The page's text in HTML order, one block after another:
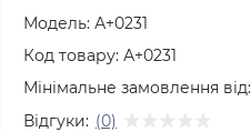
Модель: А+0231
Код товару: А+0231
Мінімальне замовлення від:
Відгуки: (0)